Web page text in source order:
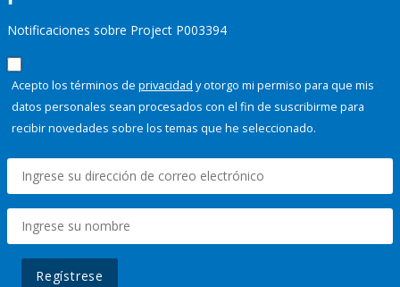
Notificaciones sobre Project P003394
Acepto los términos de privacidad y otorgo mi permiso para que mis
datos personales sean procesados con el fin de suscribirme para
recibir novedades sobre los temas que he seleccionado.
Regístrese